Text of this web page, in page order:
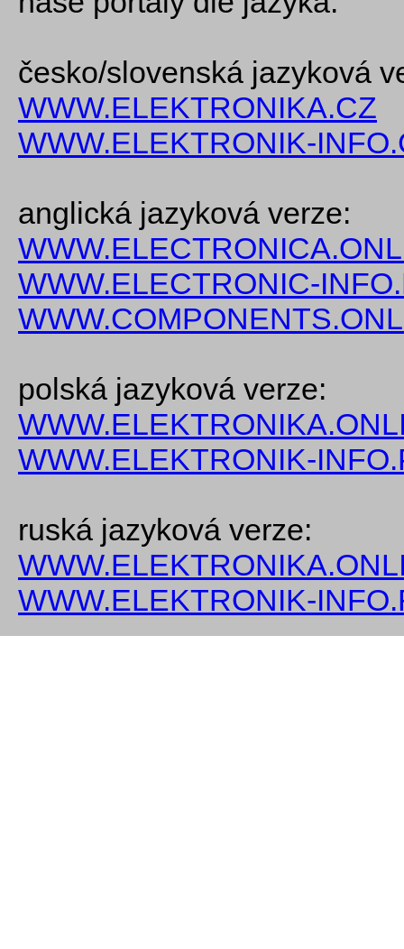
česko/slovenská jazyková
WWW.ELEKTRONIKA.CZ
WWW.ELEKTRONIK-
anglická jazyková verze:
WWW.ELECTRONIC-
polská jazyková verze:
WWW.ELEKTRONIK-
ruská jazyková verze:
WWW.ELEKTRONIK-